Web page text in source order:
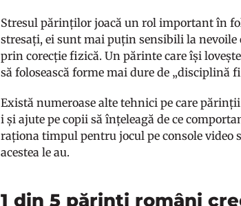
Stresul părinților joacă un rol important în
stresați, ei sunt mai puțin sensibili la
prin corecție fizică. Un părinte care își
să folosească forme mai dure de „disciplină
Există numeroase alte tehnici pe care
i și ajute pe copii să înțeleagă de ce
raționa timpul pentru jocul pe console video
acestea le au.
1 din 5 părinți români